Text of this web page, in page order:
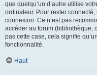
que quelqu’un d’autre utilise
ordinateur. Pour rester connecté,
connexion. Ce n’est pas
accéder au forum (bibliothèque,
pas cette case, cela signifie
fonctionnalité.
Haut